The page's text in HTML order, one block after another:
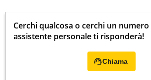
Cerchi qualcosa o cerchi un
assistente personale ti risponderà!
Chiama